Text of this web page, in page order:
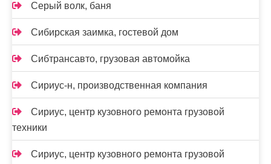
Серый волк, баня
Сибирская заимка, гостевой дом
Сибтрансавто, грузовая автомойка
Сириус-н, производственная компания
Сириус, центр кузовного ремонта грузовой
техники
Сириус, центр кузовного ремонта грузовой